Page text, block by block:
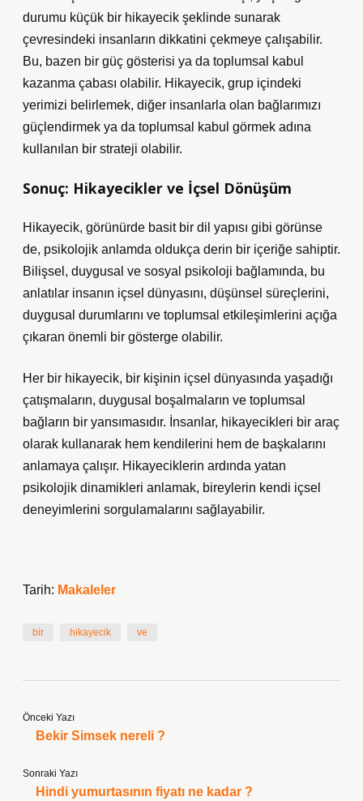
durumu küçük bir hikayecik şeklinde sunarak
çevresindeki insanların dikkatini çekmeye çalışabilir.
Bu, bazen bir güç gösterisi ya da toplumsal kabul
kazanma çabası olabilir. Hikayecik, grup içindeki
yerimizi belirlemek, diğer insanlarla olan bağlarımızı
güçlendirmek ya da toplumsal kabul görmek adına
kullanılan bir strateji olabilir.
Sonuç: Hikayecikler ve İçsel Dönüşüm
Hikayecik, görünürde basit bir dil yapısı gibi görünse
de, psikolojik anlamda oldukça derin bir içeriğe sahiptir.
Bilişsel, duygusal ve sosyal psikoloji bağlamında, bu
anlatılar insanın içsel dünyasını, düşünsel süreçlerini,
duygusal durumlarını ve toplumsal etkileşimlerini açığa
çıkaran önemli bir gösterge olabilir.
Her bir hikayecik, bir kişinin içsel dünyasında yaşadığı
çatışmaların, duygusal boşalmaların ve toplumsal
bağların bir yansımasıdır. İnsanlar, hikayecikleri bir araç
olarak kullanarak hem kendilerini hem de başkalarını
anlamaya çalışır. Hikayeciklerin ardında yatan
psikolojik dinamikleri anlamak, bireylerin kendi içsel
deneyimlerini sorgulamalarını sağlayabilir.
Tarih: Makaleler
bir hikayecik ve
Önceki Yazı
Bekir Simsek nereli ?
Sonraki Yazı
Hindi yumurtasının fiyatı ne kadar ?